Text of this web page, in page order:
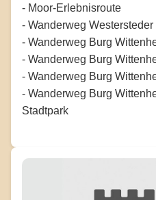
- Moor-Erlebnisroute
- Wanderweg
- Wanderweg Burg
- Wanderweg Burg
- Wanderweg Burg
- Wanderweg Burg
Stadtpark